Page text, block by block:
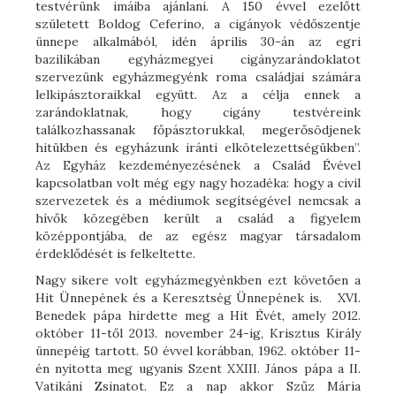
testvérünk imáiba ajánlani. A 150 évvel ezelőtt
született Boldog Ceferino, a cigányok védőszentje
ünnepe alkalmából, idén április 30-án az egri
bazilikában egyházmegyei cigányzarándoklatot
szervezünk egyházmegyénk roma családjai számára
lelkipásztoraikkal együtt. Az a célja ennek a
zarándoklatnak, hogy cigány testvéreink
találkozhassanak főpásztorukkal, megerősödjenek
hitükben és egyházunk iránti elkötelezettségükben”.
Az Egyház kezdeményezésének a Család Évével
kapcsolatban volt még egy nagy hozadéka: hogy a civil
szervezetek és a médiumok segítségével nemcsak a
hívők közegében került a család a figyelem
középpontjába, de az egész magyar társadalom
érdeklődését is felkeltette.
Nagy sikere volt egyházmegyénkben ezt követően a
Hit Ünnepének és a Keresztség Ünnepének is. XVI.
Benedek pápa hirdette meg a Hit Évét, amely 2012.
október 11-től 2013. november 24-ig, Krisztus Király
ünnepéig tartott. 50 évvel korábban, 1962. október 11-
én nyitotta meg ugyanis Szent XXIII. János pápa a II.
Vatikáni Zsinatot. Ez a nap akkor Szűz Mária